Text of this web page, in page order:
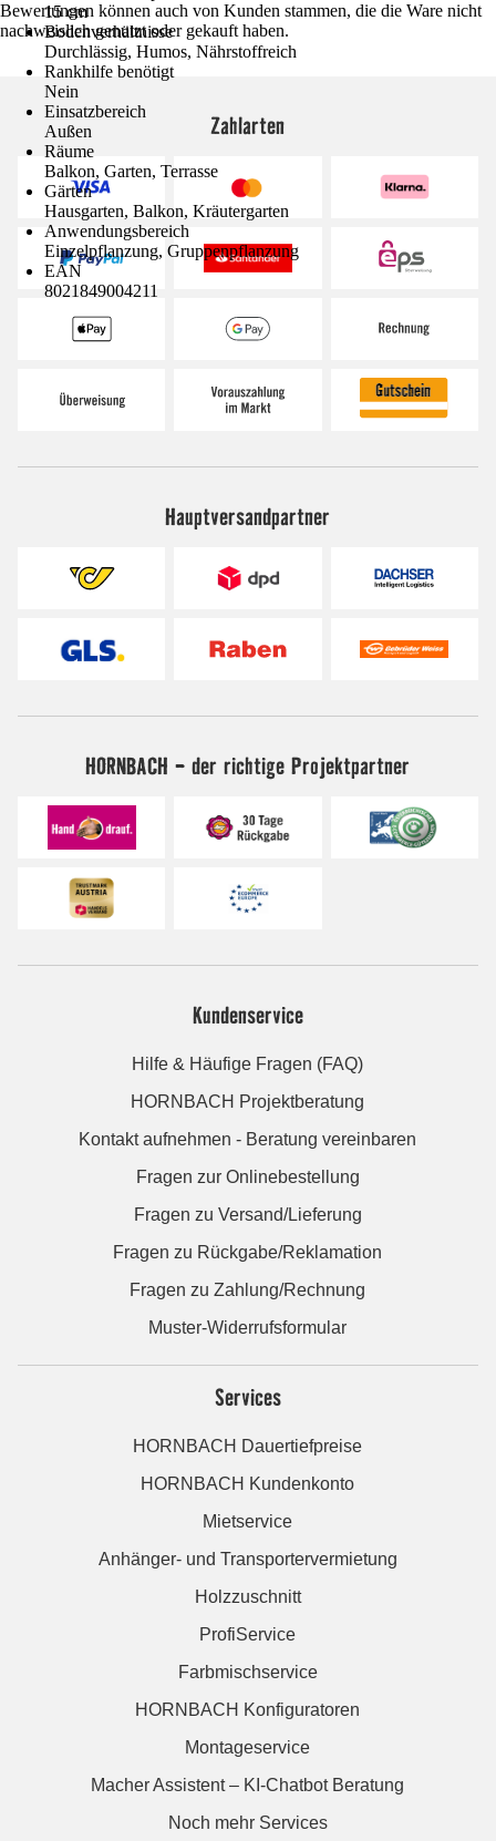
15 cm
Bodenverhältnisse
Durchlässig, Humos, Nährstoffreich
Rankhilfe benötigt
Nein
Einsatzbereich
Außen
Räume
Balkon, Garten, Terrasse
Gärten
Hausgarten, Balkon, Kräutergarten
Anwendungsbereich
Einzelpflanzung, Gruppenpflanzung
EAN
8021849004211
Bewertungen können auch von Kunden stammen, die die Ware nicht
nachweislich genutzt oder gekauft haben.
Zahlarten
Hauptversandpartner
HORNBACH - der richtige Projektpartner
Kundenservice
Hilfe & Häufige Fragen (FAQ)
HORNBACH Projektberatung
Kontakt aufnehmen - Beratung vereinbaren
Fragen zur Onlinebestellung
Fragen zu Versand/Lieferung
Fragen zu Rückgabe/Reklamation
Fragen zu Zahlung/Rechnung
Muster-Widerrufsformular
Services
HORNBACH Dauertiefpreise
HORNBACH Kundenkonto
Mietservice
Anhänger- und Transportervermietung
Holzzuschnitt
ProfiService
Farbmischservice
HORNBACH Konfiguratoren
Montageservice
Macher Assistent – KI-Chatbot Beratung
Noch mehr Services